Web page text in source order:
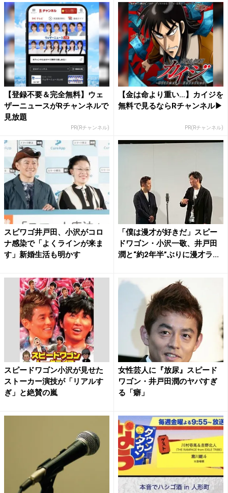
【登録不要＆完全無料】ウェ
ザーニュースがRチャンネルで
見放題
PR(Rチャンネル)
【金は命より重い…】カイジを
無料で見るならRチャンネル▶︎
PR(Rチャンネル)
スピワゴ井戸田、小沢がコロ
ナ感染で「よくラインが来ま
す」新婚生活も明かす
「僕は漫才が好きだ」スピー
ドワゴン・小沢一敬、井戸田
潤と“約2年半”ぶりに漫才ラ...
スピードワゴン小沢が見せた
ストーカー演技が「リアルす
ぎ」と絶賛の嵐
女性芸人に『放尿』スピード
ワゴン・井戸田潤のヤバすぎ
る「癖」